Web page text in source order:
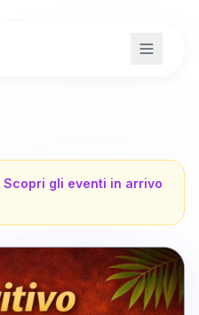
Scopri gli eventi in arrivo